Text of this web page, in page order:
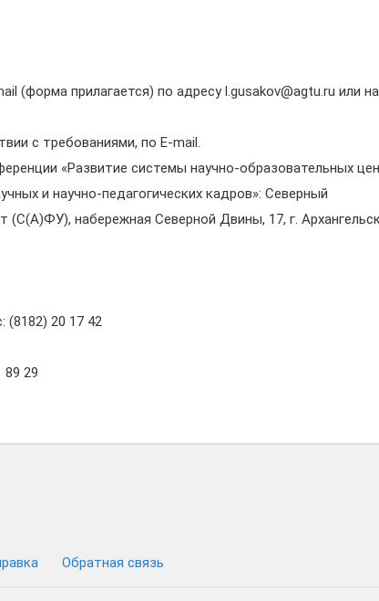
(форма прилагается) по адресу l.gusakov@agtu.ru или на
с требованиями, по E-mail.
«Развитие системы научно-образовательных
и научно-педагогических кадров»: Северный
(С(А)ФУ), набережная Северной Двины, 17, г.
(8182) 20 17 42
89 29
Обратная связь